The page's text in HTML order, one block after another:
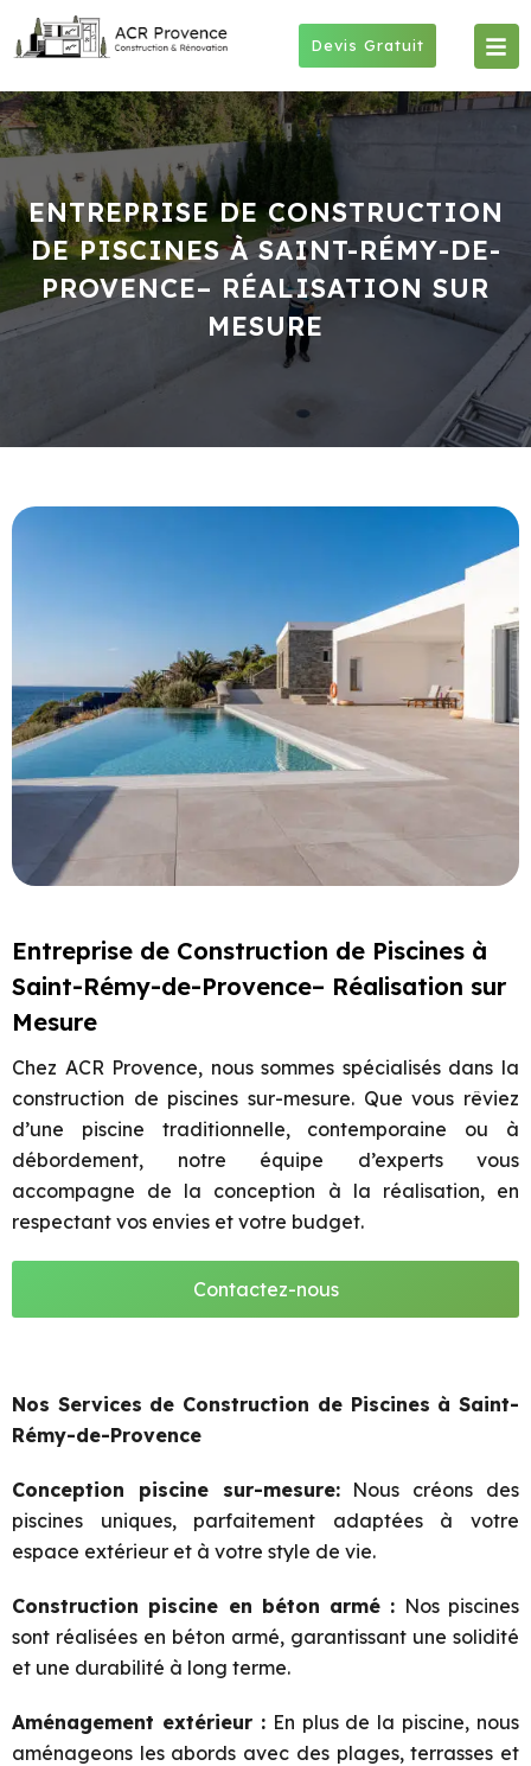
Devis Gratuit
ENTREPRISE DE CONSTRUCTION
DE PISCINES À SAINT-RÉMY-DE-
PROVENCE– RÉALISATION SUR
MESURE
Entreprise de Construction de Piscines à
Saint-Rémy-de-Provence– Réalisation sur
Mesure
Chez ACR Provence, nous sommes spécialisés dans la
construction de piscines sur-mesure. Que vous rêviez
d’une piscine traditionnelle, contemporaine ou à
débordement, notre équipe d’experts vous
accompagne de la conception à la réalisation, en
respectant vos envies et votre budget.
Contactez-nous
Nos Services de Construction de Piscines à Saint-
Rémy-de-Provence
Conception piscine sur-mesure:Nous créons des
piscines uniques, parfaitement adaptées à votre
espace extérieur et à votre style de vie.
Construction piscine en béton armé : Nos piscines
sont réalisées en béton armé, garantissant une solidité
et une durabilité à long terme.
Aménagement extérieur :En plus de la piscine, nous
aménageons les abords avec des plages, terrasses et